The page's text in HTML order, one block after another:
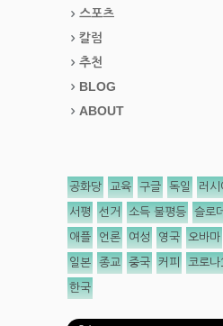
스포츠
칼럼
추천
BLOG
ABOUT
공화당 교육 구글 독일 러시
서평 선거 소득 불평등 슬로
애플 언론 여성 영국 오바마
일본 종교 중국 커피 코로나
한국